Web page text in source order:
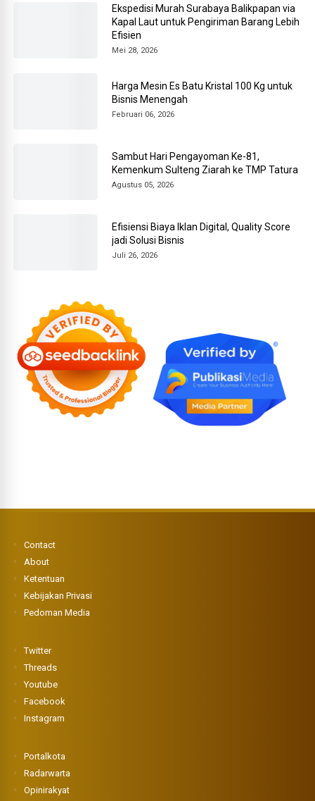
Ekspedisi Murah Surabaya Balikpapan via
Kapal Laut untuk Pengiriman Barang Lebih
Efisien
Mei 28, 2026
Harga Mesin Es Batu Kristal 100 Kg untuk
Bisnis Menengah
Februari 06, 2026
Sambut Hari Pengayoman Ke-81,
Kemenkum Sulteng Ziarah ke TMP Tatura
Agustus 05, 2026
Efisiensi Biaya Iklan Digital, Quality Score
jadi Solusi Bisnis
Juli 26, 2026
Contact
About
Ketentuan
Kebijakan Privasi
Pedoman Media
Twitter
Threads
Youtube
Facebook
Instagram
Portalkota
Radarwarta
Opinirakyat